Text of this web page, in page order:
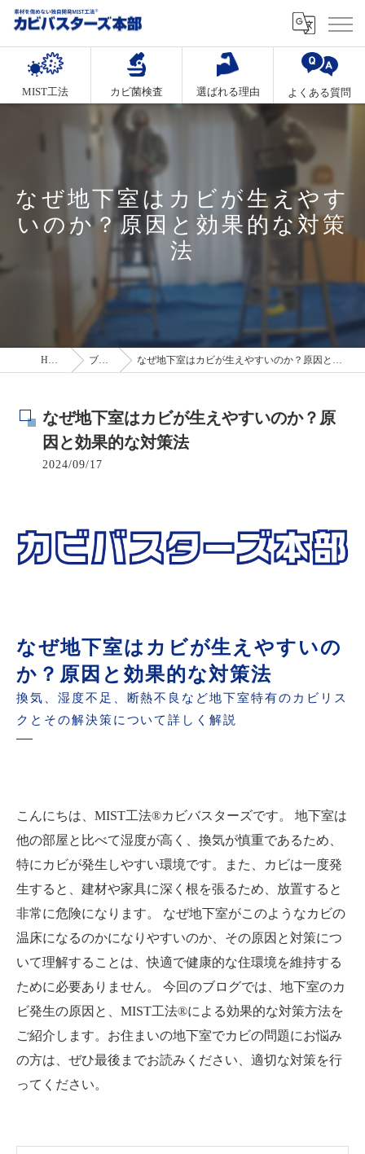
MIST工法 カビ菌検査 選ばれる理由 よくある質問
なぜ地下室はカビが生えやす
いのか？原因と効果的な対策
法
HOME ブログ なぜ地下室はカビが生えやすいのか？原因と効果的な対策法
なぜ地下室はカビが生えやすいのか？原
因と効果的な対策法
2024/09/17
なぜ地下室はカビが生えやすいの
か？原因と効果的な対策法
換気、湿度不足、断熱不良など地下室特有のカビリス
クとその解決策について詳しく解説
こんにちは、MIST工法®カビバスターズです。 地下室は
他の部屋と比べて湿度が高く、換気が慎重であるため、
特にカビが発生しやすい環境です。また、カビは一度発
生すると、建材や家具に深く根を張るため、放置すると
非常に危険になります。 なぜ地下室がこのようなカビの
温床になるのかになりやすいのか、その原因と対策につ
いて理解することは、快適で健康的な住環境を維持する
ために必要ありません。 今回のブログでは、地下室のカ
ビ発生の原因と、MIST工法®による効果的な対策方法を
ご紹介します。お住まいの地下室でカビの問題にお悩み
の方は、ぜひ最後までお読みください、適切な対策を行
ってください。